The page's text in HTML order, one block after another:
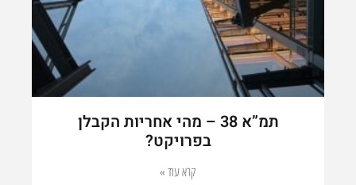
תמ”א 38 – מהי אחריות הקבלן
בפרויקט?
קרא עוד »